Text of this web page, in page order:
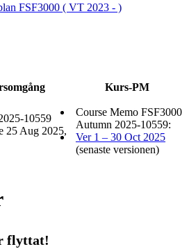
FSF3000 ( VT 2023 - )
Kurs-PM
10559
25 Aug 2025,
Course Memo FSF3000
Autumn 2025-10559:
Ver 1 – 30 Oct 2025
(senaste versionen)
flyttat!